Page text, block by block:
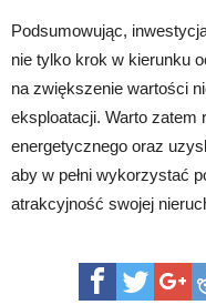
Podsumowując,
nie tylko krok w kierunku
na zwiększenie wartości
eksploatacji. Warto zatem
energetycznego oraz
aby w pełni wykorzystać
atrakcyjność swojej